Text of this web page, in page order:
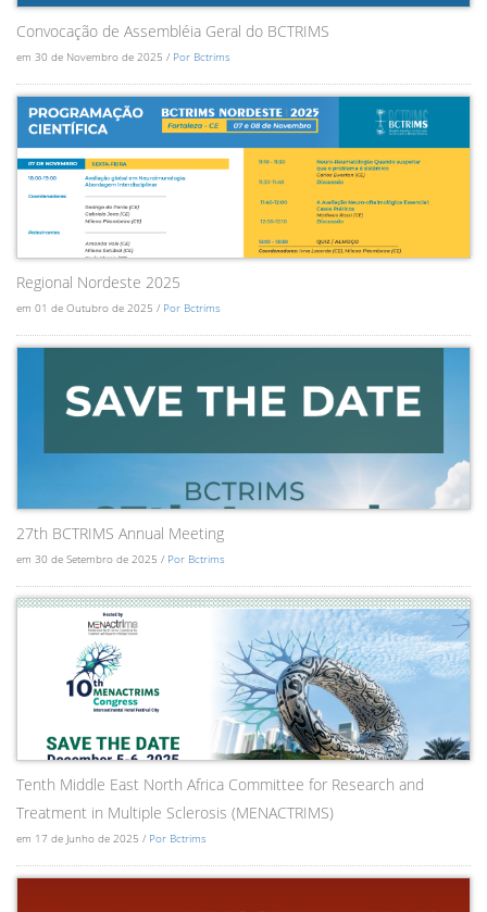
Convocação de Assembléia Geral do BCTRIMS
em 30 de Novembro de 2025 / Por Bctrims
Regional Nordeste 2025
em 01 de Outubro de 2025 / Por Bctrims
27th BCTRIMS Annual Meeting
em 30 de Setembro de 2025 / Por Bctrims
Tenth Middle East North Africa Committee for Research and
Treatment in Multiple Sclerosis (MENACTRIMS)
em 17 de Junho de 2025 / Por Bctrims